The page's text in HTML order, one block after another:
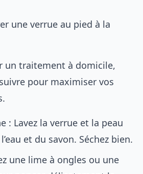
une verrue au pied à la
un traitement à domicile,
pour maximiser vos
: Lavez la verrue et la peau
et du savon. Séchez bien.
une lime à ongles ou une